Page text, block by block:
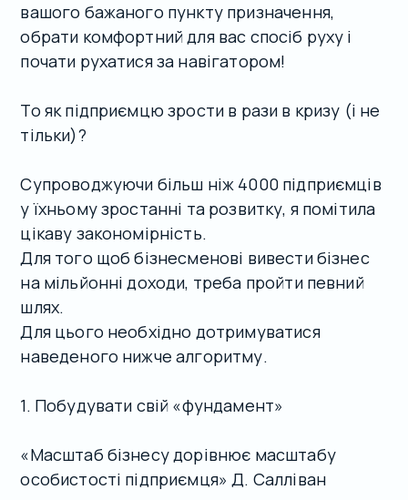
вашого бажаного пункту призначення,
обрати комфортний для вас спосіб руху і
почати рухатися за навігатором!
То як підприємцю зрости в рази в кризу (і не
тільки)?
Супроводжуючи більш ніж 4000 підприємців
у їхньому зростанні та розвитку, я помітила
цікаву закономірність.
Для того щоб бізнесменові вивести бізнес
на мільйонні доходи, треба пройти певний
шлях.
Для цього необхідно дотримуватися
наведеного нижче алгоритму.
1. Побудувати свій «фундамент»
«Масштаб бізнесу дорівнює масштабу
особистості підприємця» Д. Салліван